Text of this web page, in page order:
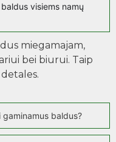
visiems namų
miegamajam,
bei biurui. Taip
baldus?